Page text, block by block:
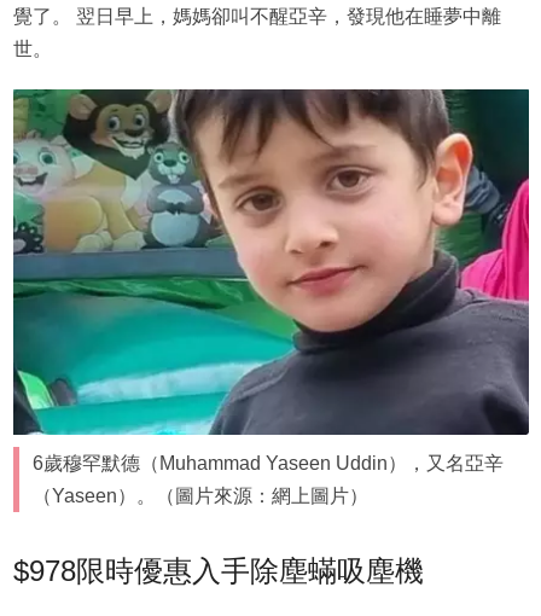
覺了。 翌日早上，媽媽卻叫不醒亞辛，發現他在睡夢中離
世。
6歲穆罕默德（Muhammad Yaseen Uddin），又名亞辛
（Yaseen）。（圖片來源：網上圖片）
$978限時優惠入手除塵蟎吸塵機